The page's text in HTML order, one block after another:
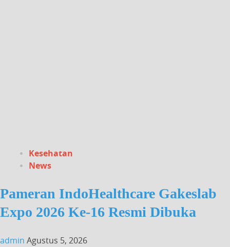
Kesehatan
News
Pameran IndoHealthcare Gakeslab
Expo 2026 Ke-16 Resmi Dibuka
admin Agustus 5, 2026